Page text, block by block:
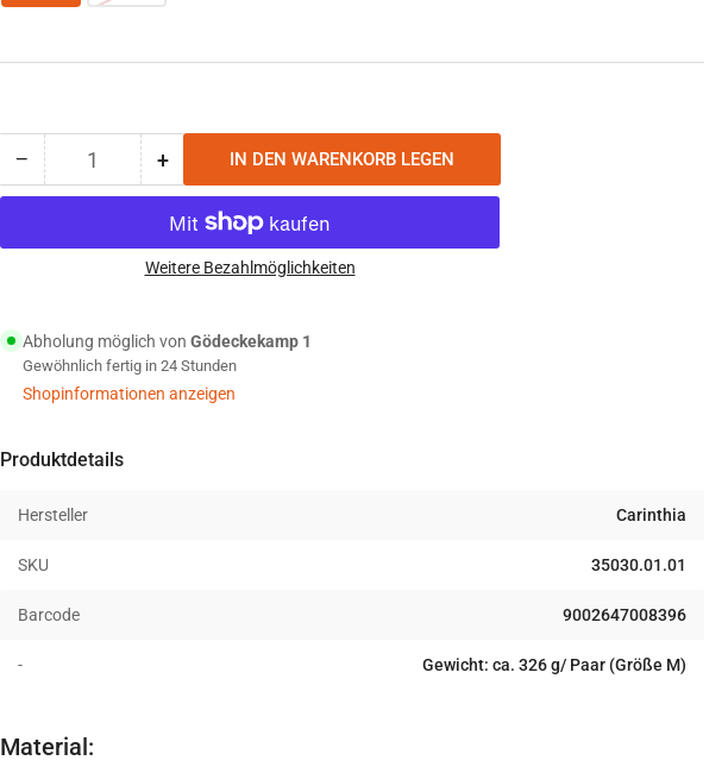
− Menge
reduzieren
Carinthia
Booties
Oliv
Anzahl +Menge
erhöhen
für
Carinthia
G-
Booties
Oliv
IN DEN WARENKORB LEGEN
Weitere Bezahlmöglichkeiten
Abholung möglich von Gödeckekamp 1
Gewöhnlich fertig in 24 Stunden
Shopinformationen anzeigen
Produktdetails
Hersteller Carinthia
SKU 35030.01.01
Barcode 9002647008396
- Gewicht: ca. 326 g/ Paar (Größe M)
Material: